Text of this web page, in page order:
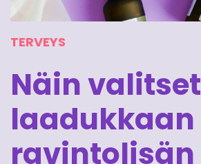
TERVEYS
Näin valitset
laadukkaan
ravintolisän